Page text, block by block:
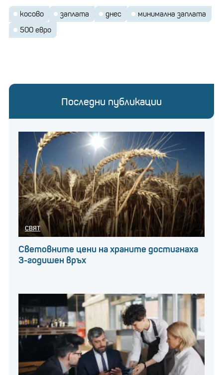
косово заплата днес
минимална заплата
500 евро
Последни публикации
СВЯТ
Световните цени на храните достигнаха
3-годишен връх